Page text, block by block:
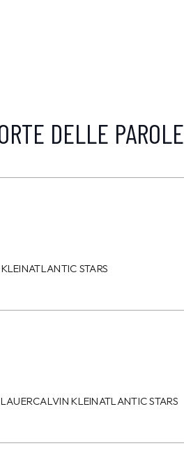
DELLE PAROLE
ATLANTIC STARS
CALVIN KLEINATLANTIC STARS